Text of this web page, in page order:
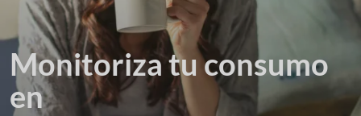
Monitoriza tu consumo
en